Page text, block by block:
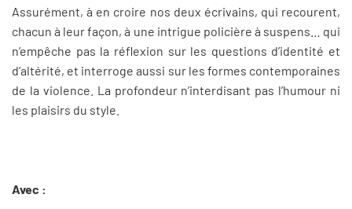
Assurément, à en croire nos deux écrivains, qui recourent,
chacun à leur façon, à une intrigue policière à suspens… qui
n’empêche pas la réflexion sur les questions d’identité et
d’altérité, et interroge aussi sur les formes contemporaines
de la violence. La profondeur n’interdisant pas l’humour ni
les plaisirs du style.
Avec :